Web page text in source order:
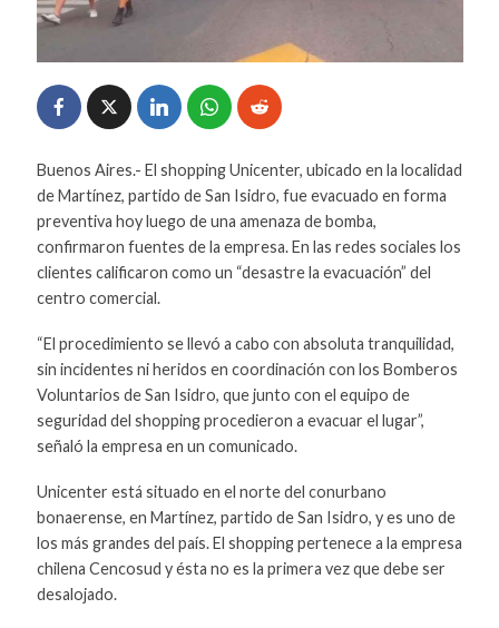
Buenos Aires.- El shopping Unicenter, ubicado en la localidad
de Martínez, partido de San Isidro, fue evacuado en forma
preventiva hoy luego de una amenaza de bomba,
confirmaron fuentes de la empresa. En las redes sociales los
clientes calificaron como un “desastre la evacuación” del
centro comercial.
“El procedimiento se llevó a cabo con absoluta tranquilidad,
sin incidentes ni heridos en coordinación con los Bomberos
Voluntarios de San Isidro, que junto con el equipo de
seguridad del shopping procedieron a evacuar el lugar”,
señaló la empresa en un comunicado.
Unicenter está situado en el norte del conurbano
bonaerense, en Martínez, partido de San Isidro, y es uno de
los más grandes del país. El shopping pertenece a la empresa
chilena Cencosud y ésta no es la primera vez que debe ser
desalojado.